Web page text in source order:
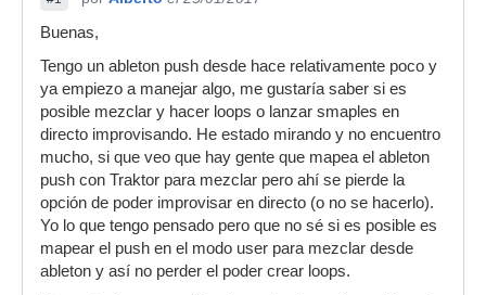
Buenas,
Tengo un ableton push desde hace relativamente poco y
ya empiezo a manejar algo, me gustaría saber si es
posible mezclar y hacer loops o lanzar smaples en
directo improvisando. He estado mirando y no encuentro
mucho, si que veo que hay gente que mapea el ableton
push con Traktor para mezclar pero ahí se pierde la
opción de poder improvisar en directo (o no se hacerlo).
Yo lo que tengo pensado pero que no sé si es posible es
mapear el push en el modo user para mezclar desde
ableton y así no perder el poder crear loops.